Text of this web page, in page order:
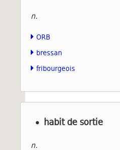
n.
ORB
bressan
fribourgeois
habit de sortie
n.